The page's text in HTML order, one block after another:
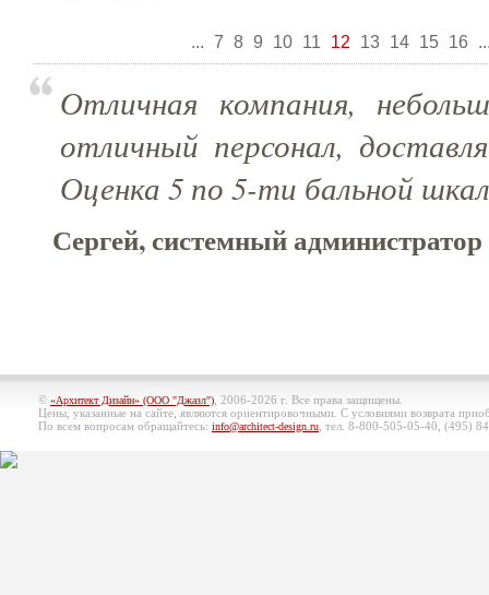
... 7 8 9 10 11 12 13 14 15 16
Отличная компания,
отличный персонал,
Оценка 5 по 5-ти бальной
Сергей, системный
© «Архитект Дизайн» (ООО "Джазл") , 2006-2026 г. Все права защищены.
Цены, указанные на сайте, являются ориентировочными. С условиями возврата
По всем вопросам обращайтесь: info@architect-design.ru , тел. 8-800-505-05-40, (495)